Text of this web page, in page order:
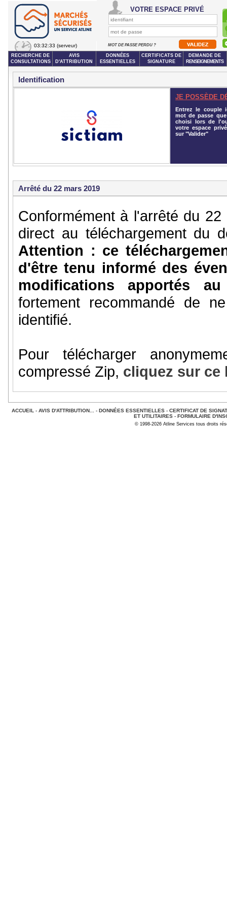
03:32:33 (serveur)
VOTRE ESPACE PRIVÉ
MOT DE PASSE PERDU ?
RECHERCHE DE
CONSULTATIONS
AVIS
D'ATTRIBUTION
DONNÉES
ESSENTIELLES
CERTIFICATS DE
SIGNATURE
DEMANDE DE
RENSEIGNEMENTS
Identification
JE POSSÈDE
Entrez le couple
mot de passe
choisi lors de
votre espace
sur "Valider"
Arrêté du 22 mars 2019
Conformément à l'arrêté du
direct au téléchargement du
Attention : ce
d'être tenu informé des
modifications apportés
fortement recommandé de
identifié.
Pour télécharger
compressé Zip, cliquez sur ce
ACCUEIL - AVIS D'ATTRIBUTION... - DONNÉES ESSENTIELLES- CERTIFICAT DE
ET UTILITAIRES - FORMULAIRE
© 1998-2026 Atline Services tous droits